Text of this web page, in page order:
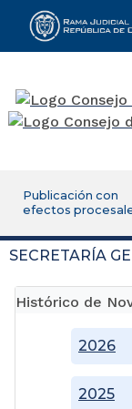
Rama
Publicación con
efectos
SECRETARÍA
Histórico de
2025
2026